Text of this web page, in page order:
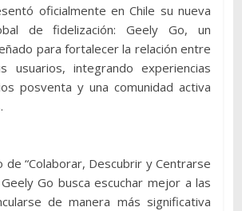
oficialmente en Chile su nueva
de fidelización: Geely Go, un
para fortalecer la relación entre
usuarios, integrando experiencias
posventa y una comunidad activa
de “Colaborar, Descubrir y Centrarse
Go busca escuchar mejor a las
de manera más significativa